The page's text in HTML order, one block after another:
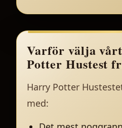
Varför välja
Potter Hustest
Harry Potter
med: